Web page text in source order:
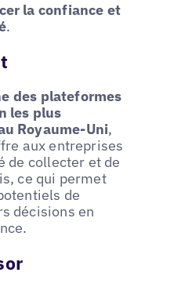
la confiance et
.
des plateformes
les plus
Royaume-Uni,
aux entreprises
de collecter et de
ce qui permet
de
décisions en